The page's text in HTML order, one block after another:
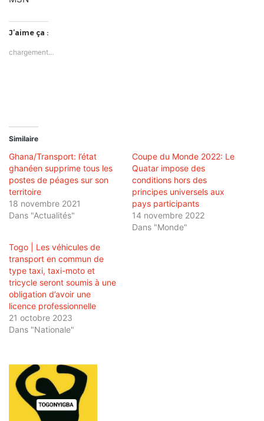
J’aime ça :
chargement…
Similaire
Ghana/Transport: l’état
ghanéen supprime tous les
postes de péages sur son
territoire
18 novembre 2021
Dans "Actualités"
Coupe du Monde 2022: Le
Quatar impose des
conditions hors des
principes universels aux
pays participants
14 novembre 2022
Dans "Monde"
Togo | Les véhicules de
transport en commun de
type taxi, taxi-moto et
tricycle seront soumis à une
obligation d’avoir une
licence professionnelle
21 octobre 2023
Dans "Nationale"